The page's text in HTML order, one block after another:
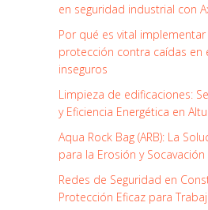
en seguridad industrial con
Por qué es vital
protección contra caídas en
inseguros
Limpieza de edificaciones:
y Eficiencia Energética en
Aqua Rock Bag (ARB): La
para la Erosión y
Redes de Seguridad en
Protección Eficaz para